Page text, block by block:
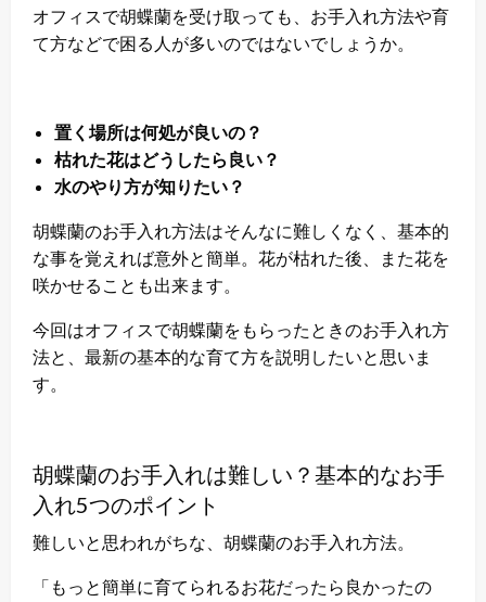
オフィスで胡蝶蘭を受け取っても、お手入れ方法や育
て方などで困る人が多いのではないでしょうか。
置く場所は何処が良いの？
枯れた花はどうしたら良い？
水のやり方が知りたい？
胡蝶蘭のお手入れ方法はそんなに難しくなく、基本的
な事を覚えれば意外と簡単。花が枯れた後、また花を
咲かせることも出来ます。
今回はオフィスで胡蝶蘭をもらったときのお手入れ方
法と、最新の基本的な育て方を説明したいと思いま
す。
胡蝶蘭のお手入れは難しい？基本的なお手
入れ5つのポイント
難しいと思われがちな、胡蝶蘭のお手入れ方法。
「もっと簡単に育てられるお花だったら良かったの